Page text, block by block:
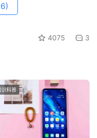
4075 3
识科普